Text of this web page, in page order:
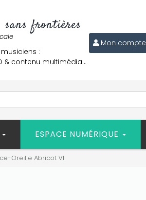
sans frontières
:
& contenu multimédia…
Mon compte
ESPACE NUMÉRIQUE
Oreille Abricot VI